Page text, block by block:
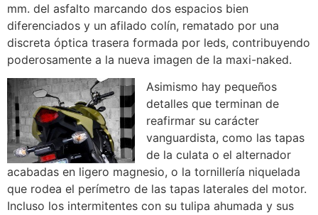
mm. del asfalto marcando dos espacios bien
diferenciados y un afilado colín, rematado por una
discreta óptica trasera formada por leds, contribuyendo
poderosamente a la nueva imagen de la maxi-naked.
Asimismo hay pequeños
detalles que terminan de
reafirmar su carácter
vanguardista, como las tapas
de la culata o el alternador
acabadas en ligero magnesio, o la tornillería niquelada
que rodea el perímetro de las tapas laterales del motor.
Incluso los intermitentes con su tulipa ahumada y sus